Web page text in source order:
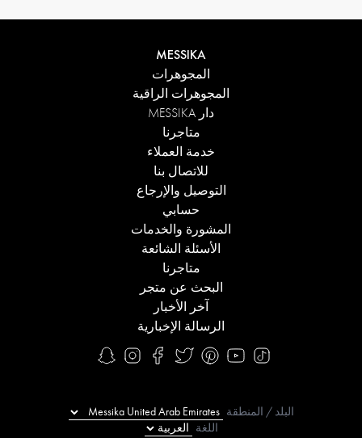
MESSIKA
المجوهرات
المجوهرات الراقية
دار MESSIKA
متاجرنا
خدمة العملاء
للاتصال بنا
التوصيل والإرجاع
حسابي
المشورة والخدمات
الأسئلة الشائعة
متاجرنا
البحث عن متجر
آخر الأخبار
الرسالة الإخبارية
البلد / المنطقة
اللغة